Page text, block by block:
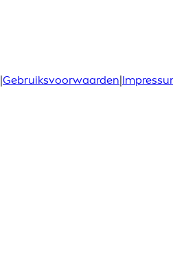
|Gebruiksvoorwaarden|